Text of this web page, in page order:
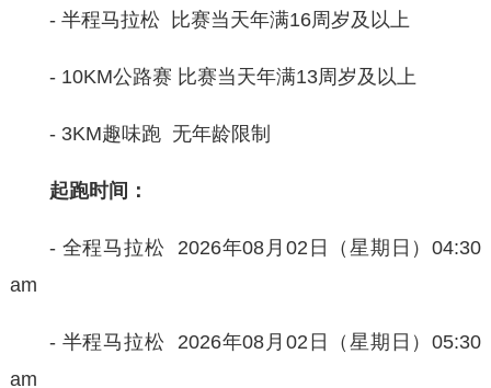
- 半程马拉松 比赛当天年满16周岁及以上
- 10KM公路赛 比赛当天年满13周岁及以上
- 3KM趣味跑 无年龄限制
起跑时间：
- 全程马拉松 2026年08月02日（星期日）04:30
am
- 半程马拉松 2026年08月02日（星期日）05:30
am